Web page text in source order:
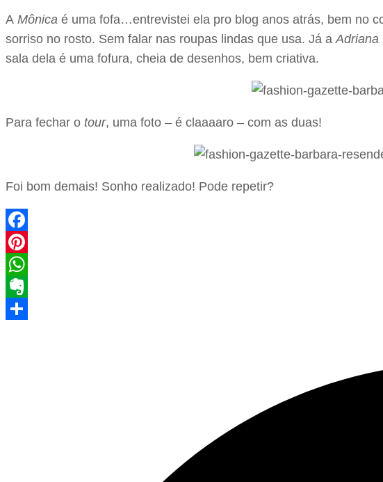
A Mônica é uma fofa…entrevistei ela pro blog anos atrás, bem no
sorriso no rosto. Sem falar nas roupas lindas que usa. Já a Adriana
sala dela é uma fofura, cheia de desenhos, bem criativa.
Para fechar o tour, uma foto – é claaaaro – com as duas!
Foi bom demais! Sonho realizado! Pode repetir?
Facebook
Pinterest
WhatsApp
Evernote